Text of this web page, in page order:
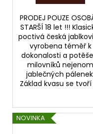
PRODEJ POUZE
STARŠÍ 18 let !!!
poctivá česká
vyrobena téměř k
dokonalosti a
milovníků nejenom
jablečných
Základ kvasu se tvoří
NOVINKA